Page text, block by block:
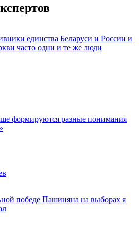
единства Беларуси и России и
часто одни и те же люди
формируются разные понимания
победе Пашиняна на выборах я